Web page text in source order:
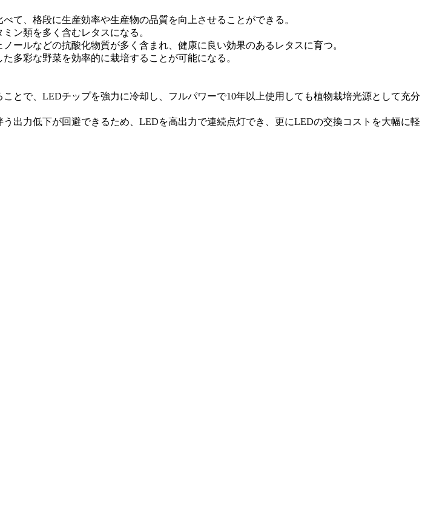
、格段に生産効率や生産物の品質を向上させることができる。
ン類を多く含むレタスになる。
ルなどの抗酸化物質が多く含まれ、健康に良い効果のあるレタスに育つ。
多彩な野菜を効率的に栽培することが可能になる。
で、LEDチップを強力に冷却し、フルパワーで10年以上使用しても植物栽培光源として充分
力低下が回避できるため、LEDを高出力で連続点灯でき、更にLEDの交換コストを大幅に軽